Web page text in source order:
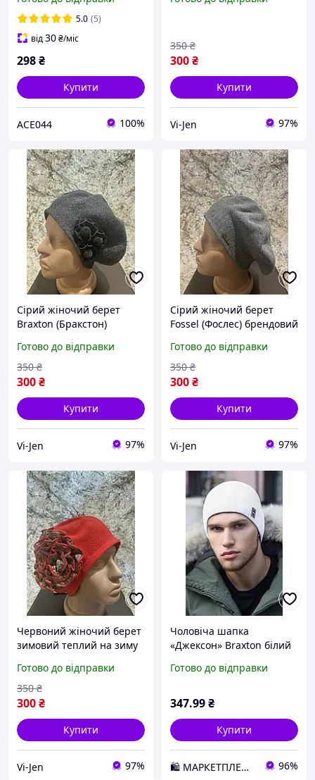
5.0 (5)
від30₴/міс
298₴
Купити
ACE044 100%
300₴
350 ₴
Купити
Vi-Jen 97%
Сірий жіночий берет
Braxton (Бракстон)
з квіткою
Готово до відправки
300₴
350 ₴
Купити
Vi-Jen 97%
Сірий жіночий берет
Fossel (Фослес) брендовий
Готово до відправки
300₴
350 ₴
Купити
Vi-Jen 97%
Червоний жіночий берет
зимовий теплий на зиму
Готово до відправки
300₴
350 ₴
Купити
Vi-Jen 97%
Чоловіча шапка
«Джексон» Braxton білий
Готово до відправки
347.99₴
Купити
🛍️ МАРКЕТПЛЕЙС DMD 96%